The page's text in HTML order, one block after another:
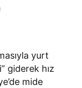
yurt
giderek hız
mide